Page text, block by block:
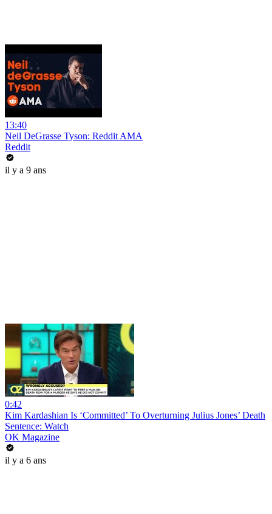
13:40
Neil DeGrasse Tyson: Reddit AMA
Reddit
il y a 9 ans
0:42
Kim Kardashian Is ‘Committed’ To Overturning Julius Jones’ Death
Sentence: Watch
OK Magazine
il y a 6 ans